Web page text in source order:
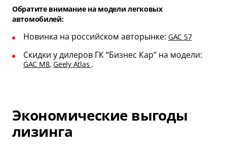
Обратите внимание на модели легковых
автомобилей:
Новинка на российском авторынке: GAC S7
Скидки у дилеров ГК “Бизнес Кар” на модели:
GAC M8,Geely Atlas .
Экономические выгоды
лизинга